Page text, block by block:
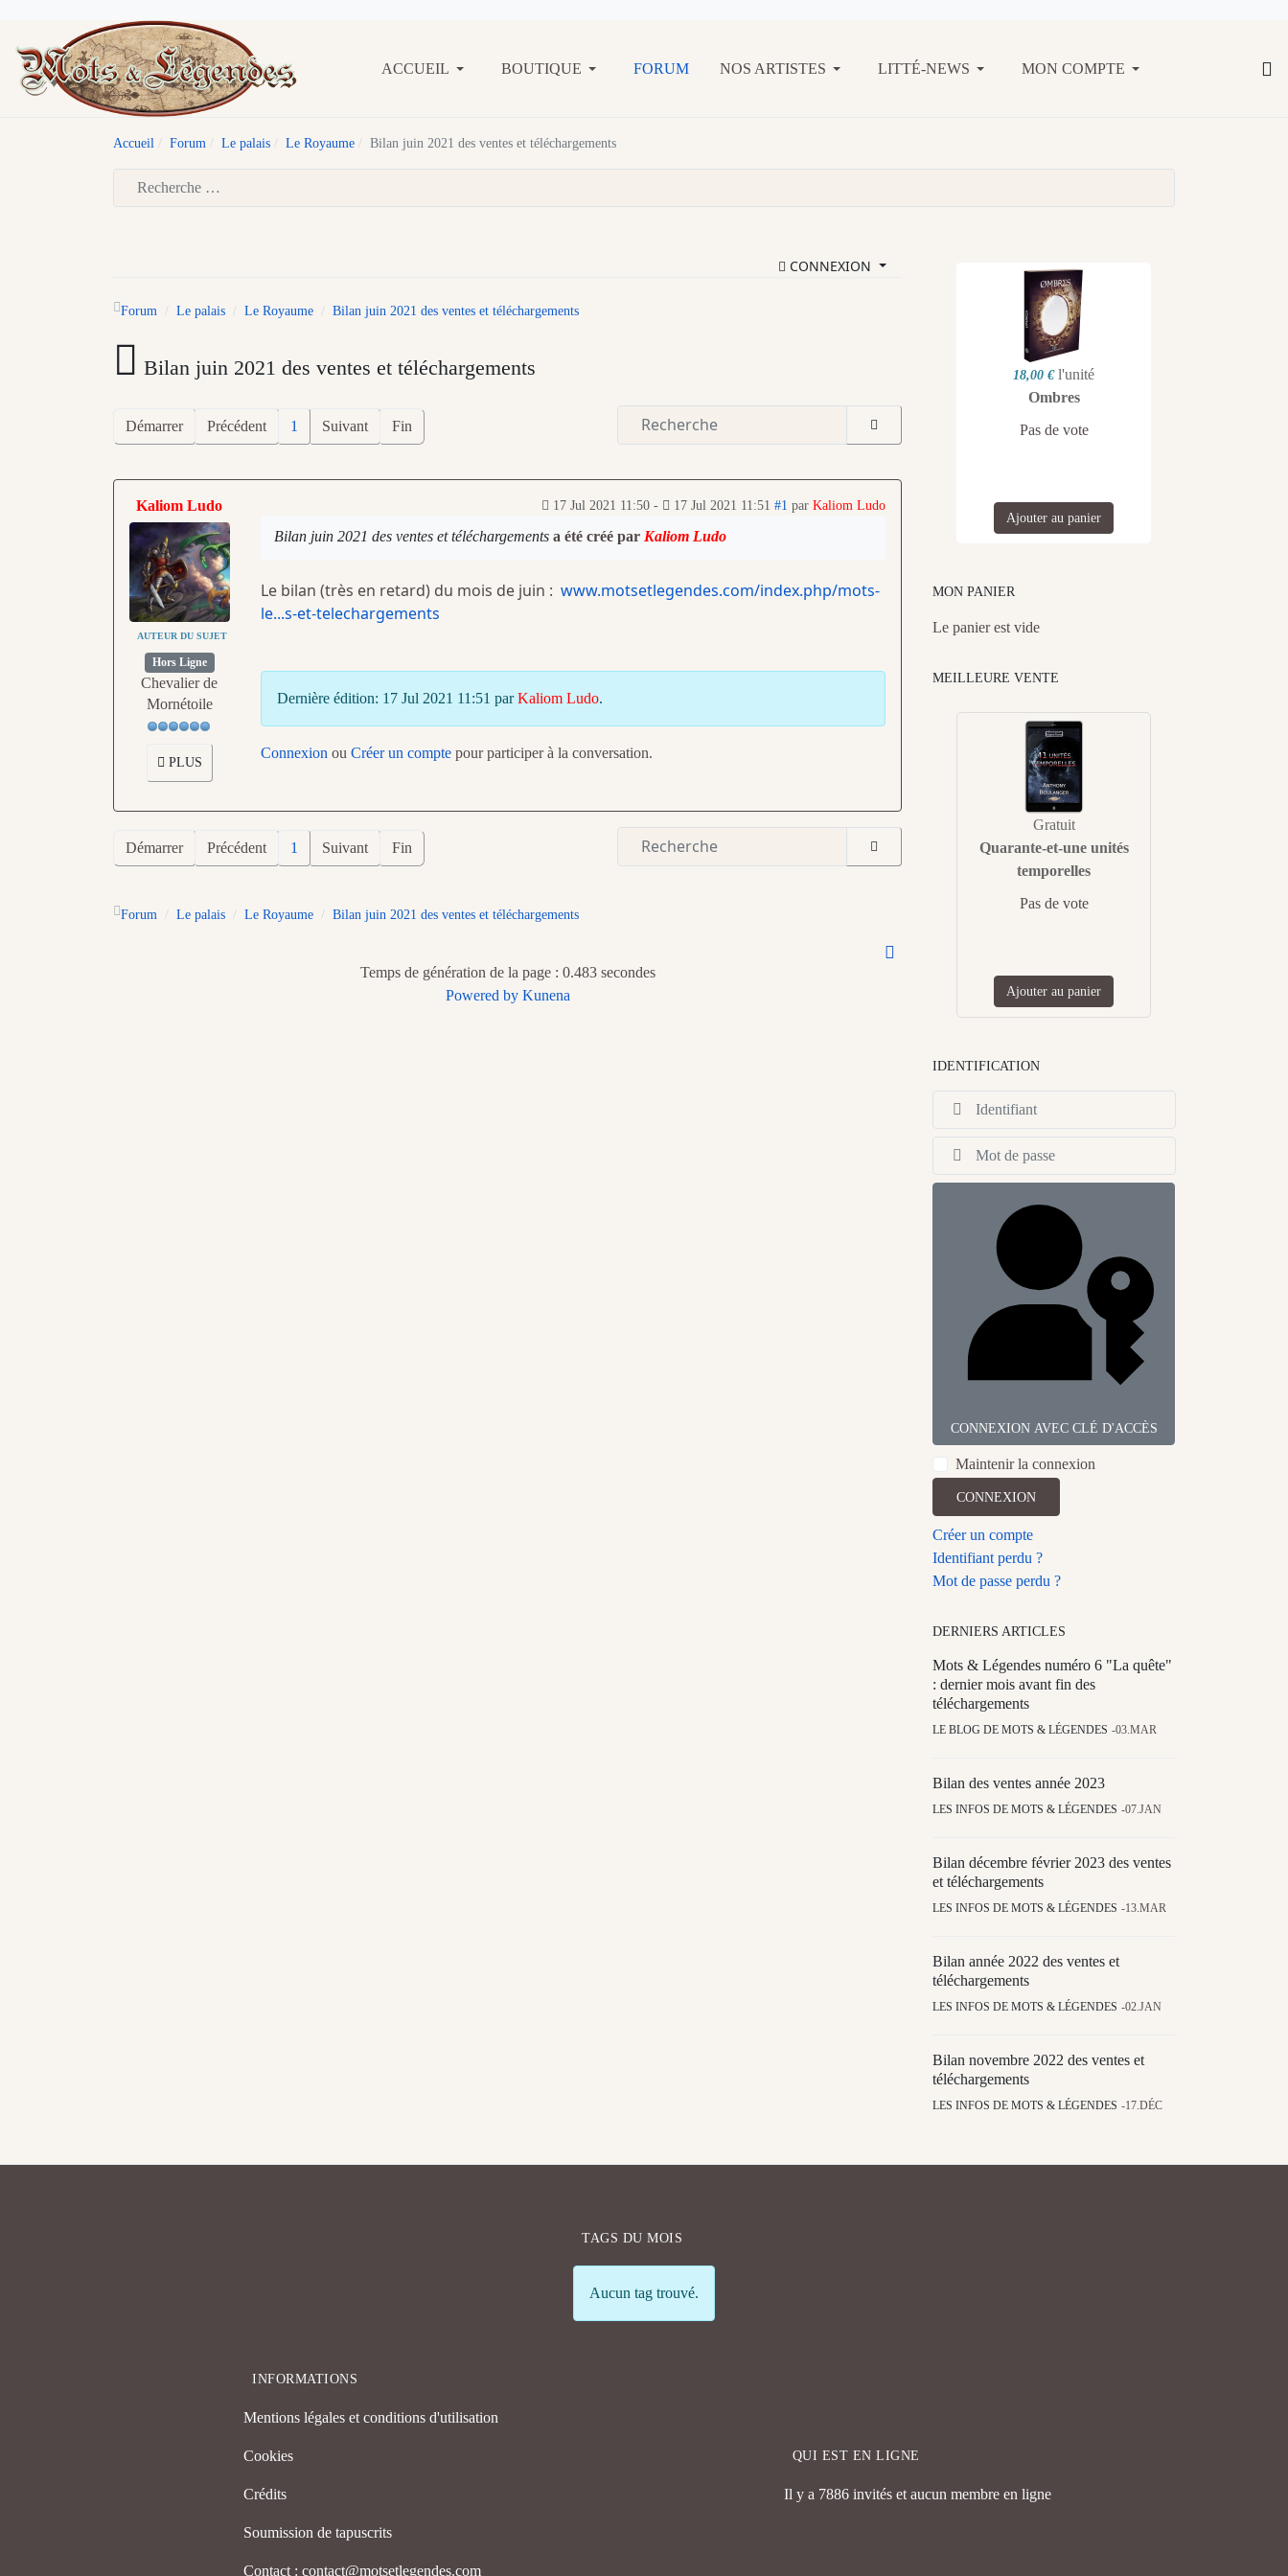
ACCUEIL BOUTIQUE FORUM NOS ARTISTES LITTÉ-NEWS MON COMPTE
Accueil Forum Le palais Le Royaume Bilan juin 2021 des ventes et téléchargements
CONNEXION
Forum Le palais Le Royaume Bilan juin 2021 des ventes et téléchargements
Bilan juin 2021 des ventes et téléchargements
Démarrer Précédent 1 Suivant Fin
Kaliom Ludo
AUTEUR DU SUJET
Hors Ligne
Chevalier de
Mornétoile
PLUS
17 Jul 2021 11:50- 17 Jul 2021 11:51 #1 par Kaliom Ludo
Bilan juin 2021 des ventes et téléchargementsa été créé par Kaliom Ludo
Le bilan (très en retard) du mois de juin : www.motsetlegendes.com/index.php/mots-
le...s-et-telechargements
Dernière édition: 17 Jul 2021 11:51 parKaliom Ludo.
Connexion ou Créer un comptepour participer à la conversation.
Démarrer Précédent 1 Suivant Fin
Forum Le palais Le Royaume Bilan juin 2021 des ventes et téléchargements
Temps de génération de la page : 0.483 secondes
Powered by Kunena
18,00 € l'unité
Ombres
Pas de vote
Ajouter au panier
MON PANIER
Le panier est vide
MEILLEURE VENTE
Gratuit
Quarante-et-une unités
temporelles
Pas de vote
Ajouter au panier
IDENTIFICATION
CONNEXION AVEC CLÉ D'ACCÈS
Maintenir la connexion
CONNEXION
Créer un compte
Identifiant perdu ?
Mot de passe perdu ?
DERNIERS ARTICLES
Mots & Légendes numéro 6 "La quête"
: dernier mois avant fin des
téléchargements
LE BLOG DE MOTS & LÉGENDES 03.MAR
Bilan des ventes année 2023
LES INFOS DE MOTS & LÉGENDES 07.JAN
Bilan décembre février 2023 des ventes
et téléchargements
LES INFOS DE MOTS & LÉGENDES 13.MAR
Bilan année 2022 des ventes et
téléchargements
LES INFOS DE MOTS & LÉGENDES 02.JAN
Bilan novembre 2022 des ventes et
téléchargements
LES INFOS DE MOTS & LÉGENDES 17.DÉC
TAGS DU MOIS
Info
Aucun tag trouvé.
INFORMATIONS
Mentions légales et conditions d'utilisation
Cookies
Crédits
Soumission de tapuscrits
Contact : contact@motsetlegendes.com
QUI EST EN LIGNE
Il y a 7886 invités et aucun membre en ligne